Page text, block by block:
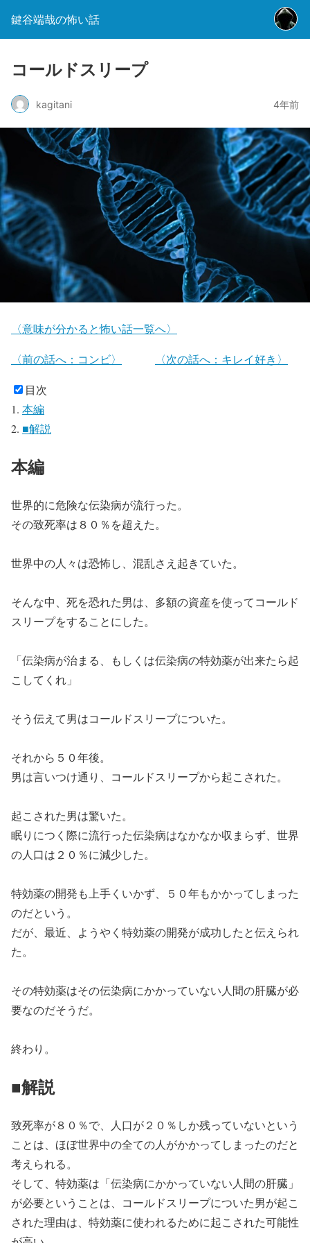
鍵谷端哉の怖い話
コールドスリープ
kagitani 4年前
〈意味が分かると怖い話一覧へ〉
〈前の話へ：コンビ〉 〈次の話へ：キレイ好き〉
目次
本編
■解説
本編
世界的に危険な伝染病が流行った。
その致死率は８０％を超えた。
世界中の人々は恐怖し、混乱さえ起きていた。
そんな中、死を恐れた男は、多額の資産を使ってコールド
スリープをすることにした。
「伝染病が治まる、もしくは伝染病の特効薬が出来たら起
こしてくれ」
そう伝えて男はコールドスリープについた。
それから５０年後。
男は言いつけ通り、コールドスリープから起こされた。
起こされた男は驚いた。
眠りにつく際に流行った伝染病はなかなか収まらず、世界
の人口は２０％に減少した。
特効薬の開発も上手くいかず、５０年もかかってしまった
のだという。
だが、最近、ようやく特効薬の開発が成功したと伝えられ
た。
その特効薬はその伝染病にかかっていない人間の肝臓が必
要なのだそうだ。
終わり。
■解説
致死率が８０％で、人口が２０％しか残っていないという
ことは、ほぼ世界中の全ての人がかかってしまったのだと
考えられる。
そして、特効薬は「伝染病にかかっていない人間の肝臓」
が必要ということは、コールドスリープについた男が起こ
された理由は、特効薬に使われるために起こされた可能性